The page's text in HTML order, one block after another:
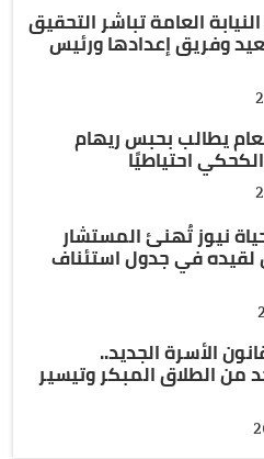
العامة تباشر التحقيق
وفريق إعدادها ورئيس
يطالب بحبس ريهام
احتياطيًا
نيوز تُهنئ المستشار
لقيده في جدول استئناف
الأسرة الجديد..
من الطلاق المبكر وتيسير